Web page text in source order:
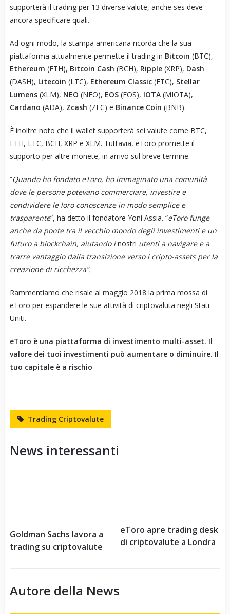
supporterà il trading per 13 diverse valute, anche ses deve
ancora specificare quali.
Ad ogni modo, la stampa americana ricorda che la sua
piattaforma attualmente permette il trading in Bitcoin (BTC),
Ethereum (ETH), Bitcoin Cash (BCH), Ripple(XRP), Dash
(DASH), Litecoin (LTC), Ethereum Classic(ETC), Stellar
Lumens(XLM), NEO (NEO), EOS(EOS), IOTA(MIOTA),
Cardano (ADA), Zcash (ZEC) e Binance Coin (BNB).
È inoltre noto che il wallet supporterà sei valute come BTC,
ETH, LTC, BCH, XRP e XLM. Tuttavia, eToro promette il
supporto per altre monete, in arrivo sul breve termine.
“Quando ho fondato eToro, ho immaginato una comunità
dove le persone potevano commerciare, investire e
condividere le loro conoscenze in modo semplice e
trasparente“, ha detto il fondatore Yoni Assia. “eToro funge
anche da ponte tra il vecchio mondo degli investimenti e un
futuro a blockchain, aiutando inostri utenti a navigare e a
trarre vantaggio dalla transizione verso i cripto-assets per la
creazione di ricchezza”.
Rammentiamo che risale al maggio 2018 la prima mossa di
eToro per espandere le sue attività di criptovaluta negli Stati
Uniti.
eToro è una piattaforma di investimento multi-asset. Il
valore dei tuoi investimenti può aumentare o diminuire. Il
tuo capitale è a rischio
Trading Criptovalute
News interessanti
Goldman Sachs lavora a
trading su criptovalute
eToro apre trading desk
di criptovalute a Londra
Autore della News